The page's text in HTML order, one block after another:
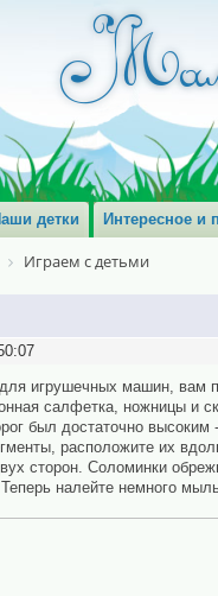
детки Интересное и
Играем с детьми
игрушечных машин, вам
салфетка, ножницы и
был достаточно
расположите их
сторон. Соломинки
налейте немного